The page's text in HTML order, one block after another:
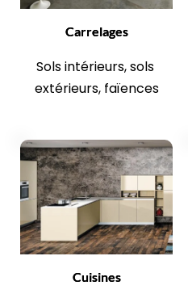
Carrelages
Sols intérieurs, sols
extérieurs, faïences
Cuisines